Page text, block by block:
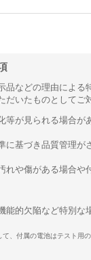
などの理由による
いたものとしてご
等が見られる場合が
に基づき品質管理
や傷がある場合や
的欠陥など特別な
、付属の電池はテスト用